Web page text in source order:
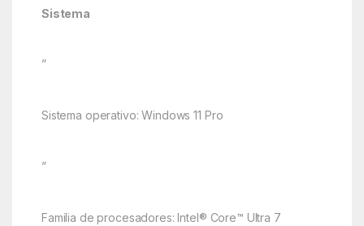
Sistema
”
Sistema operativo: Windows 11 Pro
”
Familia de procesadores: Intel® Core™ Ultra 7